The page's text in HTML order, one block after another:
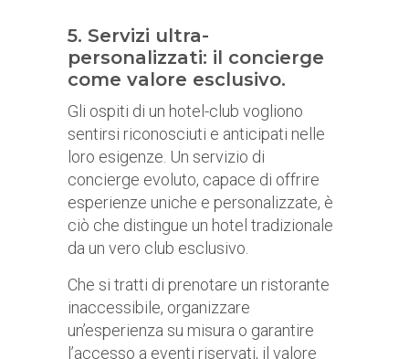
5. Servizi ultra-
personalizzati: il concierge
come valore esclusivo.
Gli ospiti di un hotel-club vogliono
sentirsi riconosciuti e anticipati nelle
loro esigenze. Un servizio di
concierge evoluto, capace di offrire
esperienze uniche e personalizzate, è
ciò che distingue un hotel tradizionale
da un vero club esclusivo.
Che si tratti di prenotare un ristorante
inaccessibile, organizzare
un’esperienza su misura o garantire
l’accesso a eventi riservati, il valore